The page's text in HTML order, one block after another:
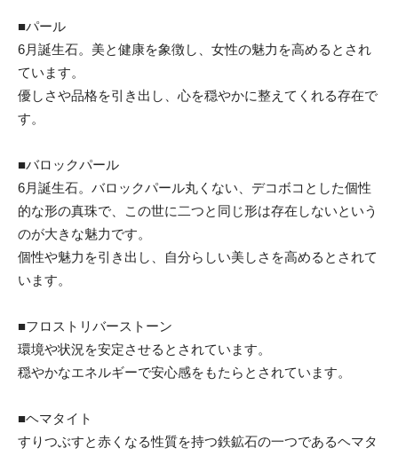
■パール
6月誕生石。美と健康を象徴し、女性の魅力を高めるとされ
ています。
優しさや品格を引き出し、心を穏やかに整えてくれる存在で
す。
■バロックパール
6月誕生石。バロックパール丸くない、デコボコとした個性
的な形の真珠で、この世に二つと同じ形は存在しないという
のが大きな魅力です。
個性や魅力を引き出し、自分らしい美しさを高めるとされて
います。
■フロストリバーストーン
環境や状況を安定させるとされています。
穏やかなエネルギーで安心感をもたらとされています。
■ヘマタイト
すりつぶすと赤くなる性質を持つ鉄鉱石の一つであるヘマタ